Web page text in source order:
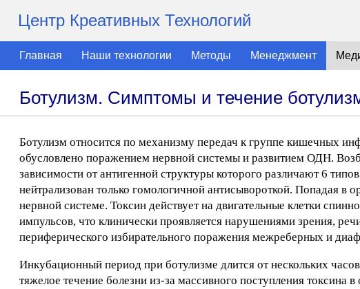
Центр Креативных Технологий
Главная Наши технологии Методы Менеджмент
Ботулизм. Симптомы и течение
Ботулизм относится по механизму передач к группе кишечных
обусловлено поражением нервной системы и развитием ОДН.
зависимости от антигенной структуры которого различают 6
нейтрализован только гомологичной антисывороткой. Попадая
нервной системе. Токсин действует на двигательные клетки
импульсов, что клинически проявляется нарушениями зрения,
периферического избирательного поражения межреберных и
Инкубационный период при ботулизме длится от нескольких
тяжелое течение болезни из-за массивного поступления токсина